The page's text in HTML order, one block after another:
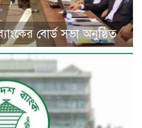
বোর্ড সভা অনুষ্ঠিত